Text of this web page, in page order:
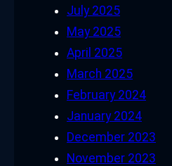
July 2025
May 2025
April 2025
March 2025
February 2024
January 2024
December 2023
November 2023